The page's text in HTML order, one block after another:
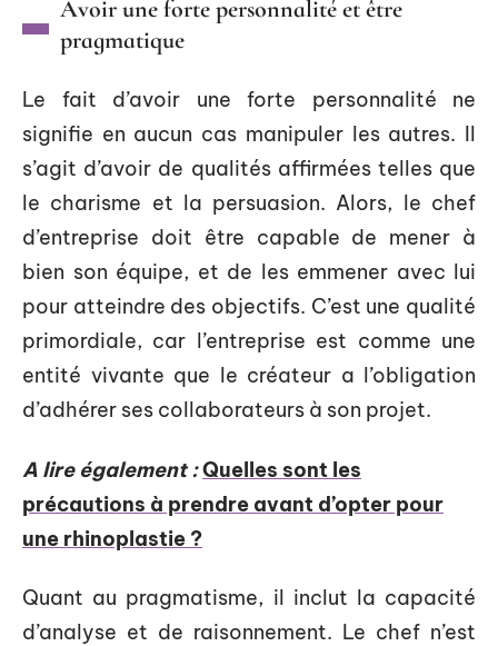
Avoir une forte personnalité et être
pragmatique
Le fait d’avoir une forte personnalité ne
signifie en aucun cas manipuler les autres. Il
s’agit d’avoir de qualités affirmées telles que
le charisme et la persuasion. Alors, le chef
d’entreprise doit être capable de mener à
bien son équipe, et de les emmener avec lui
pour atteindre des objectifs. C’est une qualité
primordiale, car l’entreprise est comme une
entité vivante que le créateur a l’obligation
d’adhérer ses collaborateurs à son projet.
A lire également :Quelles sont les
précautions à prendre avant d’opter pour
une rhinoplastie ?
Quant au pragmatisme, il inclut la capacité
d’analyse et de raisonnement. Le chef n’est